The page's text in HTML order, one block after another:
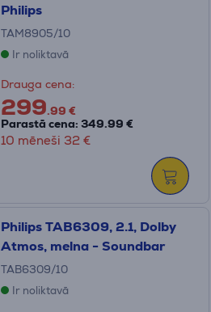
Philips
TAM8905/10
Ir noliktavā
Drauga cena:
299.99 €
Parastā cena: 349.99 €
10 mēneši 32 €
Philips TAB6309, 2.1, Dolby
Atmos, melna - Soundbar
TAB6309/10
Ir noliktavā